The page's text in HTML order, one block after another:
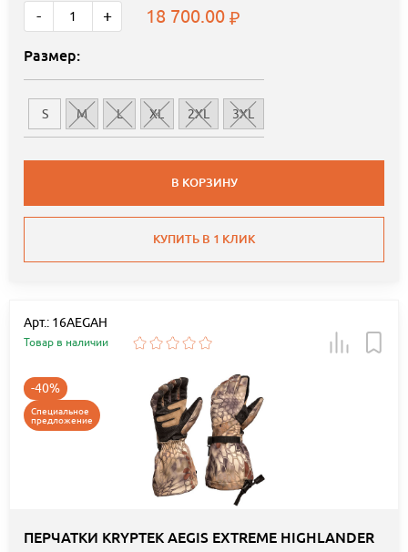
- + 18 700.00
Размер:
S M L XL 2XL 3XL
В КОРЗИНУ
КУПИТЬ В 1 КЛИК
Арт.: 16AEGAH
Товар в наличии
-40%
Специальное
предложение
ПЕРЧАТКИ KRYPTEK AEGIS EXTREME HIGHLANDER